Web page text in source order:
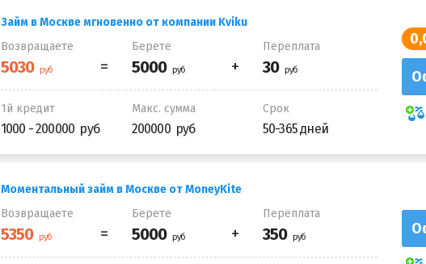
Займ в Москве мгновенно от компании Kviku
Возвращаете
Берете Переплата
1й кредит
1000 - 200000
Макс. сумма
200000
Срок
50-365 дней
Моментальный займ в Москве от MoneyKite
Возвращаете
Берете Переплата